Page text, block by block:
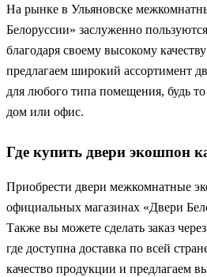
На рынке в Ульяновске
Белоруссии» заслуженно
благодаря своему высокому
предлагаем широкий ассортимент
для любого типа помещения, будь
дом или офис.
Где купить двери экошпон
Приобрести двери межкомнатные
официальных магазинах «Двери
Также вы можете сделать заказ
где доступна доставка по всей
качество продукции и предлагаем